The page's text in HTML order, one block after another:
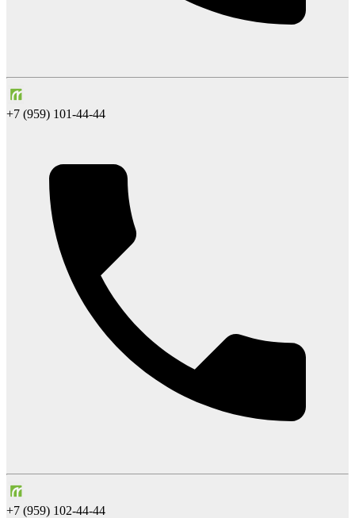
+7 (959) 101-44-44
+7 (959) 102-44-44